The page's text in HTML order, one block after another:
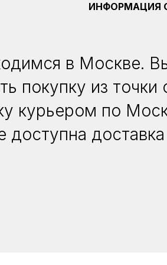
ИНФОРМАЦИЯ
в Москве.
покупку из
курьером по
доступна